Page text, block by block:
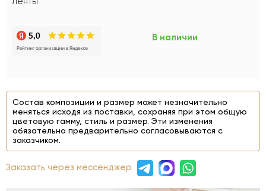
В наличии
Состав композиции и размер может незначительно
меняться исходя из поставки, сохраняя при этом общую
цветовую гамму, стиль и размер. Эти изменения
обязательно предварительно согласовываются с
заказчиком.
Заказать через мессенджер